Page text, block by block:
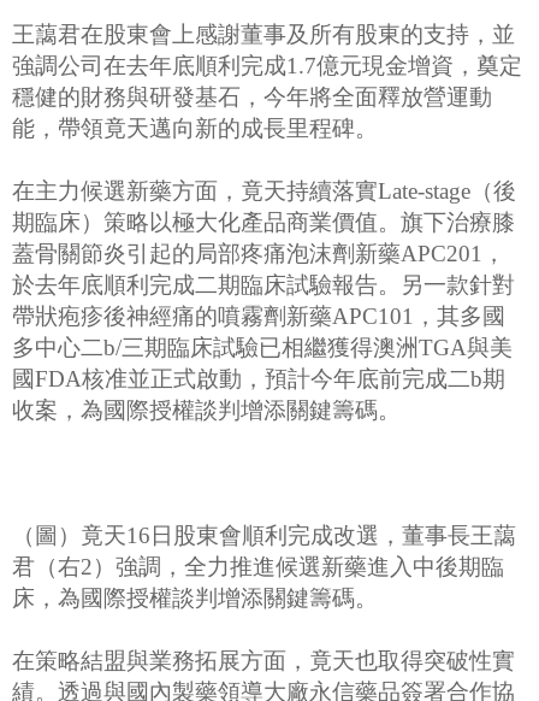
王藹君在股東會上感謝董事及所有股東的支持，並
強調公司在去年底順利完成1.7億元現金增資，奠定
穩健的財務與研發基石，今年將全面釋放營運動
能，帶領竟天邁向新的成長里程碑。
在主力候選新藥方面，竟天持續落實Late-stage（後
期臨床）策略以極大化產品商業價值。旗下治療膝
蓋骨關節炎引起的局部疼痛泡沫劑新藥APC201，
於去年底順利完成二期臨床試驗報告。另一款針對
帶狀疱疹後神經痛的噴霧劑新藥APC101，其多國
多中心二b/三期臨床試驗已相繼獲得澳洲TGA與美
國FDA核准並正式啟動，預計今年底前完成二b期
收案，為國際授權談判增添關鍵籌碼。
（圖）竟天16日股東會順利完成改選，董事長王藹
君（右2）強調，全力推進候選新藥進入中後期臨
床，為國際授權談判增添關鍵籌碼。
在策略結盟與業務拓展方面，竟天也取得突破性實
績。透過與國內製藥領導大廠永信藥品簽署合作協